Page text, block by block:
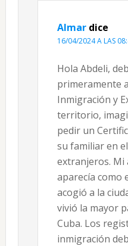
Almar dice
16/04/2024 A LAS
Hola Abdeli,
primeramente
Inmigración y
territorio,
pedir un
su familiar en
extranjeros. Mi
aparecía como
acogió a la
vivió la mayor
Cuba. Los
inmigración